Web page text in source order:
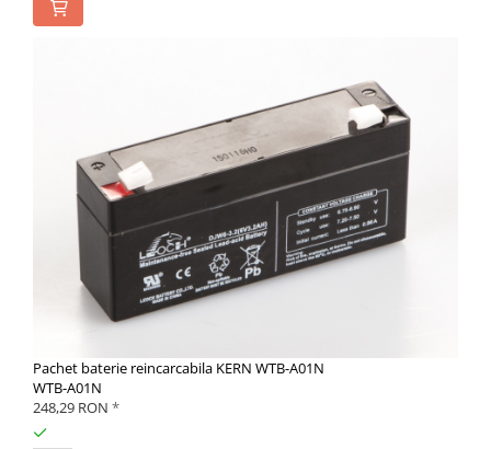
Pachet baterie reincarcabila KERN WTB-A01N
WTB-A01N
248,29 RON *